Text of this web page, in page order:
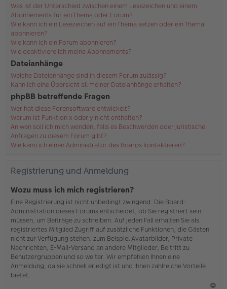
Was ist der Unterschied zwischen einem Lesezeichen und einem
Abonnements für ein Thema oder Forum?
Wie kann ich ein Lesezeichen auf ein Thema setzen oder ein Thema
abonnieren?
Wie kann ich ein Forum abonnieren?
Wie deaktiviere ich meine Abonnements?
Dateianhänge
Welche Dateianhänge sind in diesem Forum zulässig?
Kann ich eine Übersicht all meiner Dateianhänge erhalten?
phpBB betreffende Fragen
Wer hat diese Forensoftware entwickelt?
Warum ist Funktion x oder y nicht enthalten?
An wen soll ich mich wenden, falls es Beschwerden oder juristische
Anfragen zu diesem Forum gibt?
Wie kann ich einen Administrator des Boards kontaktieren?
Registrierung und Anmeldung
Wozu muss ich mich registrieren?
Eine Registrierung ist nicht unbedingt zwingend. Die Board-
Administration dieses Forums entscheidet, ob Sie registriert sein
müssen, um Beiträge zu schreiben. Auf jeden Fall erhalten Sie als
registriertes Mitglied Zugriff auf zusätzliche Funktionen, die Gästen
nicht zur Verfügung stehen: zum Beispiel Avatarbilder, Private
Nachrichten, E-Mail-Versand an andere Mitglieder, Beitritt zu
Benutzergruppen und so weiter. Wir empfehlen Ihnen eine
Anmeldung, da sie schnell erledigt ist und Ihnen zahlreiche Vorteile
bietet.